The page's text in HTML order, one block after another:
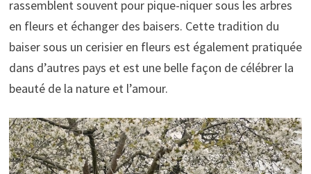
rassemblent souvent pour pique-niquer sous les arbres
en fleurs et échanger des baisers. Cette tradition du
baiser sous un cerisier en fleurs est également pratiquée
dans d’autres pays et est une belle façon de célébrer la
beauté de la nature et l’amour.